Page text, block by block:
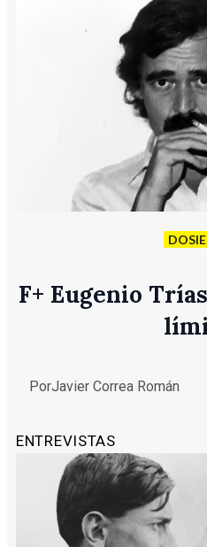
F+ Eugenio
PorJavier Correa Román
ENTREVISTAS